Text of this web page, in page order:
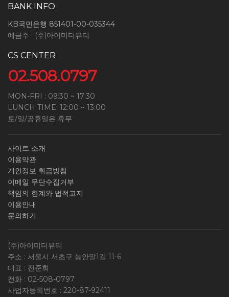
BANK INFO
KB국민은행 851401-00-035344
예금주 : (주)아이미더뷰티
CS CENTER
02.508.0797
MON-FRI : 09:30 ~ 17:30
LUNCH TIME: 12:00 ~ 13:00
토/일/공휴일은 휴무
사이트 소개
이용약관
개인정보 취급방침
이메일 무단수집거부
책임의 한계와 법적고지
이용안내
문의하기
(주)아이미더뷰티
주소 : 서울시 서초구 능안말1길 11-6
대표 : 전준희
전화 : 02-508-0797
사업자등록번호 : 220-87-92411